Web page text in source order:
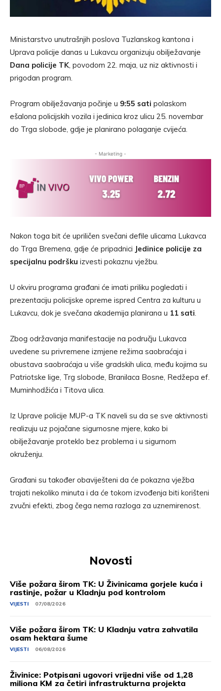
Ministarstvo unutrašnjih poslova Tuzlanskog kantona i
Uprava policije danas u Lukavcu organizuju obilježavanje
Dana policije TK, povodom 22. maja, uz niz aktivnosti i
prigodan program.
Program obilježavanja počinje u 9:55 sati polaskom
ešalona policijskih vozila i jedinica kroz ulicu 25. novembar
do Trga slobode, gdje je planirano polaganje cvijeća.
- Marketing -
Nakon toga bit će upriličen svečani defile ulicama Lukavca
do Trga Bremena, gdje će pripadnici Jedinice policije za
specijalnu podršku izvesti pokaznu vježbu.
U okviru programa građani će imati priliku pogledati i
prezentaciju policijske opreme ispred Centra za kulturu u
Lukavcu, dok je svečana akademija planirana u 11 sati.
Zbog održavanja manifestacije na području Lukavca
uvedene su privremene izmjene režima saobraćaja i
obustava saobraćaja u više gradskih ulica, među kojima su
Patriotske lige, Trg slobode, Branilaca Bosne, Redžepa ef.
Muminhodžića i Titova ulica.
Iz Uprave policije MUP-a TK naveli su da se sve aktivnosti
realizuju uz pojačane sigurnosne mjere, kako bi
obilježavanje proteklo bez problema i u sigurnom
okruženju.
Građani su također obaviješteni da će pokazna vježba
trajati nekoliko minuta i da će tokom izvođenja biti korišteni
zvučni efekti, zbog čega nema razloga za uznemirenost.
Novosti
Više požara širom TK: U Živinicama gorjele kuća i
rastinje, požar u Kladnju pod kontrolom
VIJESTI 07/08/2026
Više požara širom TK: U Kladnju vatra zahvatila
osam hektara šume
VIJESTI 06/08/2026
Živinice: Potpisani ugovori vrijedni više od 1,28
miliona KM za četiri infrastrukturna projekta